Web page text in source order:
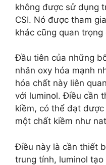
không được sử dụng
CSI. Nó được tham
khác cũng quan
Đầu tiên của những
nhân oxy hóa mạnh
hóa chất này liên
với luminol. Điều cần
kiềm, có thể đạt
một chất kiềm như
Điều này là cần thiết
trung tính, luminol